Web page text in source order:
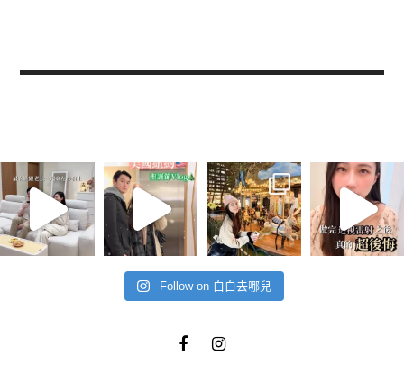
Follow on 白白去哪兒